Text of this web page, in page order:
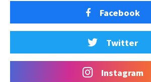
Facebook
Twitter
Instagram